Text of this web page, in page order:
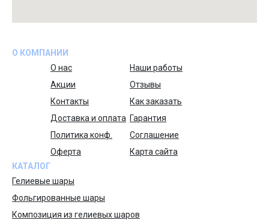
О КОМПАНИИ
О нас
Наши работы
Акции
Отзывы
Контакты
Как заказать
Доставка и оплата Гарантия
Политика конф.
Соглашение
Оферта
Карта сайта
КАТАЛОГ
Гелиевые шары
Фольгированные шары
Композиция из гелиевых шаров